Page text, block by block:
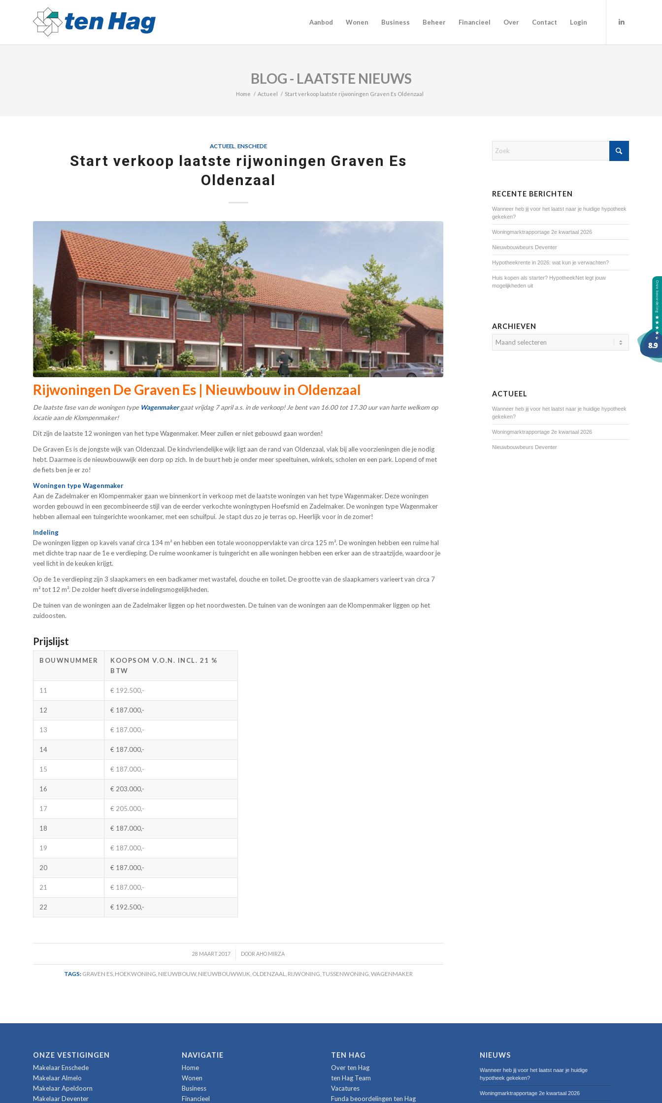
Aanbod Wonen Business Beheer Financieel Over Contact Login
BLOG - LAATSTE NIEUWS
Home / Actueel / Start verkoop laatste rijwoningen Graven Es Oldenzaal
ACTUEEL, ENSCHEDE
Start verkoop laatste rijwoningen Graven Es
Oldenzaal
Rijwoningen De Graven Es | Nieuwbouw in Oldenzaal
De laatste fase van de woningen type Wagenmakergaat vrijdag 7 april a.s. in de verkoop! Je bent van 16.00 tot 17.30 uur van harte welkom op
locatie aan de Klompenmaker!
Dit zijn de laatste 12 woningen van het type Wagenmaker. Meer zullen er niet gebouwd gaan worden!
De Graven Es is de jongste wijk van Oldenzaal. De kindvriendelijke wijk ligt aan de rand van Oldenzaal, vlak bij alle voorzieningen die je nodig
hebt. Daarmee is de nieuwbouwwijk een dorp op zich. In de buurt heb je onder meer speeltuinen, winkels, scholen en een park. Lopend of met
de fiets ben je er zo!
Woningen type Wagenmaker
Aan de Zadelmaker en Klompenmaker gaan we binnenkort in verkoop met de laatste woningen van het type Wagenmaker. Deze woningen
worden gebouwd in een gecombineerde stijl van de eerder verkochte woningtypen Hoefsmid en Zadelmaker. De woningen type Wagenmaker
hebben allemaal een tuingerichte woonkamer, met een schuifpui. Je stapt dus zo je terras op. Heerlijk voor in de zomer!
Indeling
De woningen liggen op kavels vanaf circa 134 m² en hebben een totale woonoppervlakte van circa 125 m². De woningen hebben een ruime hal
met dichte trap naar de 1e e verdieping. De ruime woonkamer is tuingericht en alle woningen hebben een erker aan de straatzijde, waardoor je
veel licht in de keuken krijgt.
Op de 1e verdieping zijn 3 slaapkamers en een badkamer met wastafel, douche en toilet. De grootte van de slaapkamers varieert van circa 7
m² tot 12 m². De zolder heeft diverse indelingsmogelijkheden.
De tuinen van de woningen aan de Zadelmaker liggen op het noordwesten. De tuinen van de woningen aan de Klompenmaker liggen op het
zuidoosten.
Prijslijst
BOUWNUMMER
KOOPSOM V.O.N. INCL. 21 %
BTW
11 € 192.500,-
12 € 187.000,-
13 € 187.000,-
14 € 187.000,-
15 € 187.000,-
16 € 203.000,-
17 € 205.000,-
18 € 187.000,-
19 € 187.000,-
20 € 187.000,-
21 € 187.000,-
22 € 192.500,-
28 MAART 2017
/ DOOR AHO MIRZA
TAGS: GRAVEN ES, HOEKWONING NIEUWBOUW, NIEUWBOUWWIJK OLDENZAAL RIJWONING TUSSENWONING WAGENMAKER
RECENTE BERICHTEN
Wanneer heb jij voor het laatst naar je huidige hypotheek
gekeken?
Woningmarktrapportage 2e kwartaal 2026
Nieuwbouwbeurs Deventer
Hypotheekrente in 2026: wat kun je verwachten?
Huis kopen als starter? HypotheekNet legt jouw
mogelijkheden uit
ARCHIEVEN
ACTUEEL
Wanneer heb jij voor het laatst naar je huidige hypotheek
gekeken?
Woningmarktrapportage 2e kwartaal 2026
Nieuwbouwbeurs Deventer
ONZE VESTIGINGEN
Makelaar Enschede
Makelaar Almelo
Makelaar Apeldoorn
Makelaar Deventer
NAVIGATIE
Home
Wonen
Business
Financieel
TEN HAG
Over ten Hag
ten Hag Team
Vacatures
Funda beoordelingen ten Hag
NIEUWS
Wanneer heb jij voor het laatst naar je huidige
hypotheek gekeken?
Woningmarktrapportage 2e kwartaal 2026